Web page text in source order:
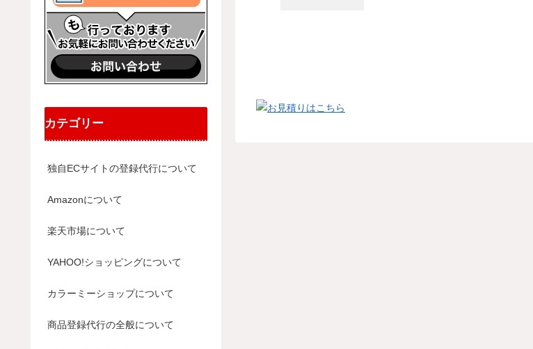
カテゴリー
独自ECサイトの登録代行について
Amazonについて
楽天市場について
YAHOO!ショッピングについて
カラーミーショップについて
商品登録代行の全般について